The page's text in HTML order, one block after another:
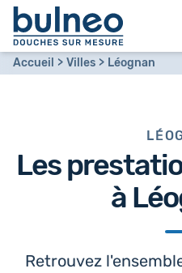
Accueil Villes Léognan
Les
à
Retrouvez